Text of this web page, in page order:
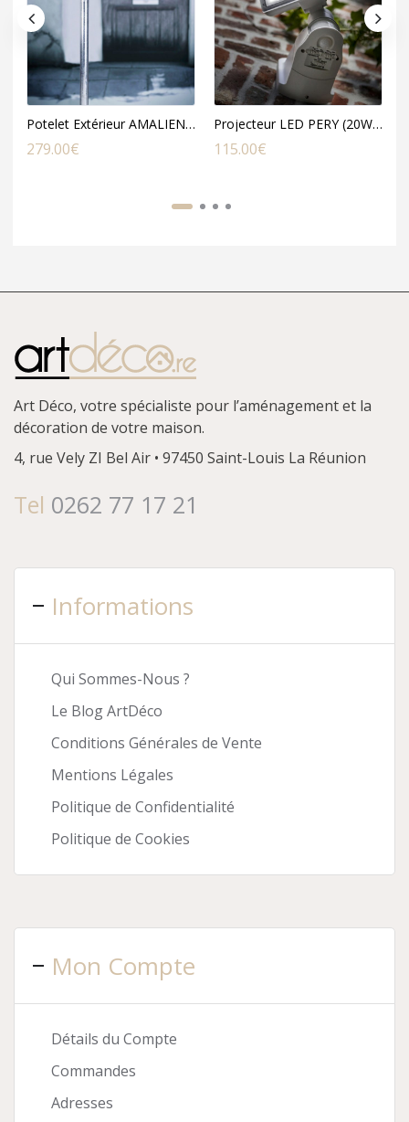
Potelet Extérieur AMALIENBORG en Acier Galvanisé
279.00€
Projecteur LED PERY (20W) en Polycarbonate Blanc
115.00€
Art Déco, votre spécialiste pour l’aménagement et la
décoration de votre maison.
4, rue Vely ZI Bel Air • 97450 Saint-Louis La Réunion
Tel 0262 77 17 21
Informations
Qui Sommes-Nous ?
Le Blog ArtDéco
Conditions Générales de Vente
Mentions Légales
Politique de Confidentialité
Politique de Cookies
Mon Compte
Détails du Compte
Commandes
Adresses